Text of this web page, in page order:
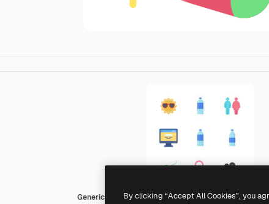
Generic Flat
By clicking “Accept All Cookies”, you